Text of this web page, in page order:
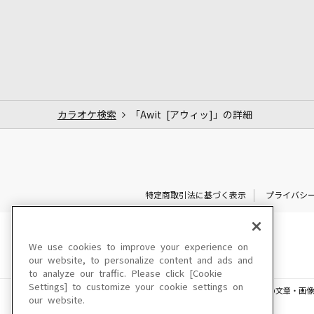
カラオケ検索 「Awit [アウィッ]」の詳細
特定商取引法に基づく表示 プライバシ
このサイトに掲載されている一切の文章・画
We use cookies to improve your experience on
our website, to personalize content and ads and
to analyze our traffic. Please click [Cookie
Settings] to customize your cookie settings on
our website.